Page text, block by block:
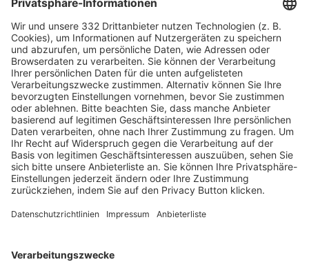
HÄUFIG BESUCHTE SEITEN
Pässe und Vereinswechsel
Trainerausbildung
Schulungsangebot Vereinsmitarbeiter
BFV-Geschäftsstellen
Trainerbörse
Login SpielPlus
FOLGE DEM BFV